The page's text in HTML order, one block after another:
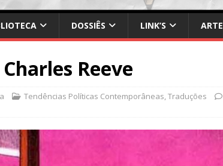
DOSSIÊS LINK’S ARTE
Reeve
Tendências Políticas Contemporâneas,Traduções